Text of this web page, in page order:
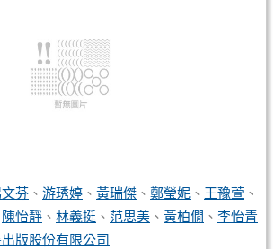
芬 、 游琇婷 、 黃瑞傑 、 鄭瑩妮 、 王豫萱 、
陳怡靜 、 林義挺 、 范思美 、 黃柏僩 、 李怡青
版股份有限公司